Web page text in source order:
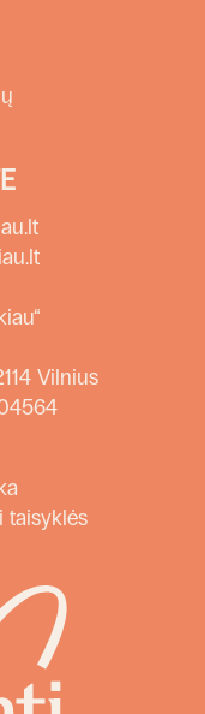
Vilnius
taisyklės